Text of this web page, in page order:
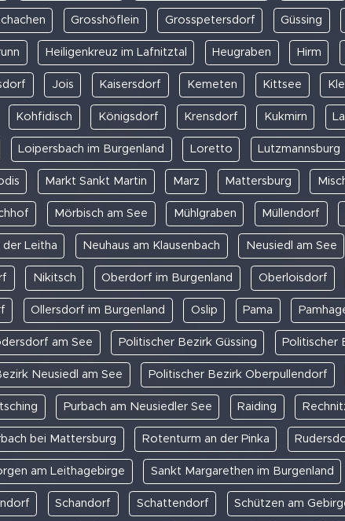
Grosshöflein Grosspetersdorf Güssing
Heiligenkreuz im Lafnitztal Heugraben Hirm
Jois Kaisersdorf Kemeten Kittsee
Kohfidisch Königsdorf Krensdorf Kukmirn
Loipersbach im Burgenland Loretto Lutzmannsburg
Markt Sankt Martin Marz Mattersburg
Mörbisch am See Mühlgraben Müllendorf
der Leitha Neuhaus am Klausenbach Neusiedl am See
Nikitsch Oberdorf im Burgenland Oberloisdorf
Ollersdorf im Burgenland Oslip Pama
am See Politischer Bezirk Güssing Politischer
Neusiedl am See Politischer Bezirk Oberpullendorf
Purbach am Neusiedler See Raiding
bei Mattersburg Rotenturm an der Pinka
am Leithagebirge Sankt Margarethen im Burgenland
Schandorf Schattendorf Schützen am